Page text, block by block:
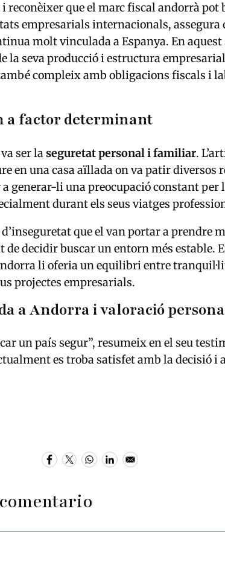
reconèixer que el marc fiscal andorrà pot
empresarials internacionals, assegura
molt vinculada a Espanya. En
la seva producció i estructura
compleix amb obligacions fiscals i
a factor determinant
ser laseguretat personal i familiar.
en una casa aïllada on va patir diversos
generar-li una preocupació constant
durant els seus viatges
que el van portar a prendre
decidir buscar un entorn més estable.
li oferia un equilibri entre
projectes empresarials.
a Andorra i valoració
un país segur”, resumeix en el seu
es troba satisfet amb la decisió i